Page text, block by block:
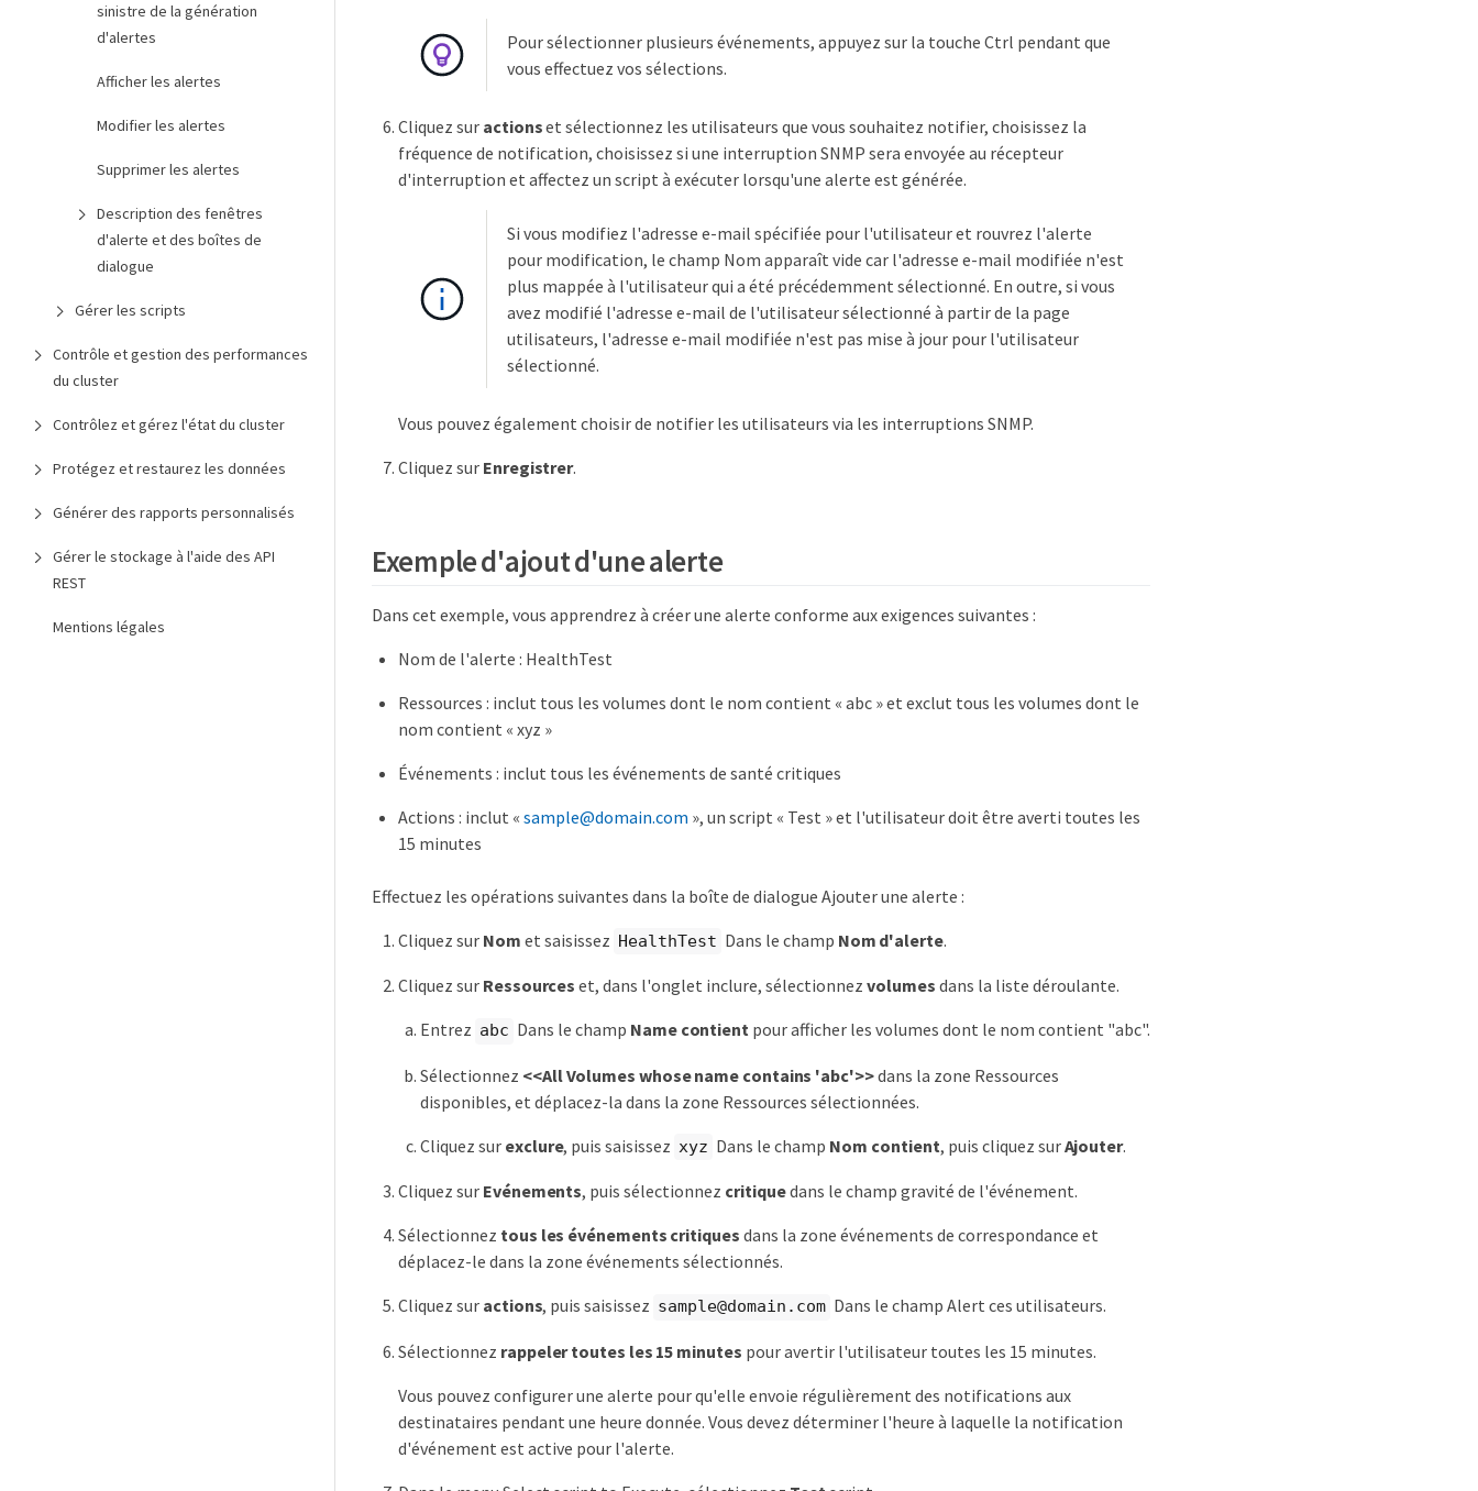
sinistre de la génération
d'alertes
Afficher les alertes
Modifier les alertes
Supprimer les alertes
Description des fenêtres
d'alerte et des boîtes de
dialogue
Gérer les scripts
Contrôle et gestion des performances
du cluster
Contrôlez et gérez l'état du cluster
Protégez et restaurez les données
Générer des rapports personnalisés
Gérer le stockage à l'aide des API
REST
Mentions légales
Pour sélectionner plusieurs événements, appuyez sur la touche Ctrl pendant que
vous effectuez vos sélections.
Cliquez sur actionset sélectionnez les utilisateurs que vous souhaitez notifier, choisissez la
fréquence de notification, choisissez si une interruption SNMP sera envoyée au récepteur
d'interruption et affectez un script à exécuter lorsqu'une alerte est générée.
Si vous modifiez l'adresse e-mail spécifiée pour l'utilisateur et rouvrez l'alerte
pour modification, le champ Nom apparaît vide car l'adresse e-mail modifiée n'est
plus mappée à l'utilisateur qui a été précédemment sélectionné. En outre, si vous
avez modifié l'adresse e-mail de l'utilisateur sélectionné à partir de la page
utilisateurs, l'adresse e-mail modifiée n'est pas mise à jour pour l'utilisateur
sélectionné.
Vous pouvez également choisir de notifier les utilisateurs via les interruptions SNMP.
Cliquez sur Enregistrer.
Exemple d'ajout d'une alerte
Dans cet exemple, vous apprendrez à créer une alerte conforme aux exigences suivantes :
Nom de l'alerte : HealthTest
Ressources : inclut tous les volumes dont le nom contient « abc » et exclut tous les volumes dont le
nom contient « xyz »
Événements : inclut tous les événements de santé critiques
Actions : inclut « sample@domain.com », un script « Test » et l'utilisateur doit être averti toutes les
15 minutes
Effectuez les opérations suivantes dans la boîte de dialogue Ajouter une alerte :
Cliquez sur Nom et saisissez HealthTest Dans le champ Nom d'alerte.
Cliquez sur Ressources et, dans l'onglet inclure, sélectionnezvolumes dans la liste déroulante.
Entrez abc Dans le champ Name contientpour afficher les volumes dont le nom contient "abc".
Sélectionnez <<All Volumes whose name contains 'abc'>>dans la zone Ressources
disponibles, et déplacez-la dans la zone Ressources sélectionnées.
Cliquez sur exclure, puis saisissez xyz Dans le champ Nom contient, puis cliquez surAjouter.
Cliquez sur Evénements, puis sélectionnez critiquedans le champ gravité de l'événement.
Sélectionnez tous les événements critiques dans la zone événements de correspondance et
déplacez-le dans la zone événements sélectionnés.
Cliquez sur actions, puis saisissez sample@domain.com Dans le champ Alert ces utilisateurs.
Sélectionnez rappeler toutes les 15 minutes pour avertir l'utilisateur toutes les 15 minutes.
Vous pouvez configurer une alerte pour qu'elle envoie régulièrement des notifications aux
destinataires pendant une heure donnée. Vous devez déterminer l'heure à laquelle la notification
d'événement est active pour l'alerte.